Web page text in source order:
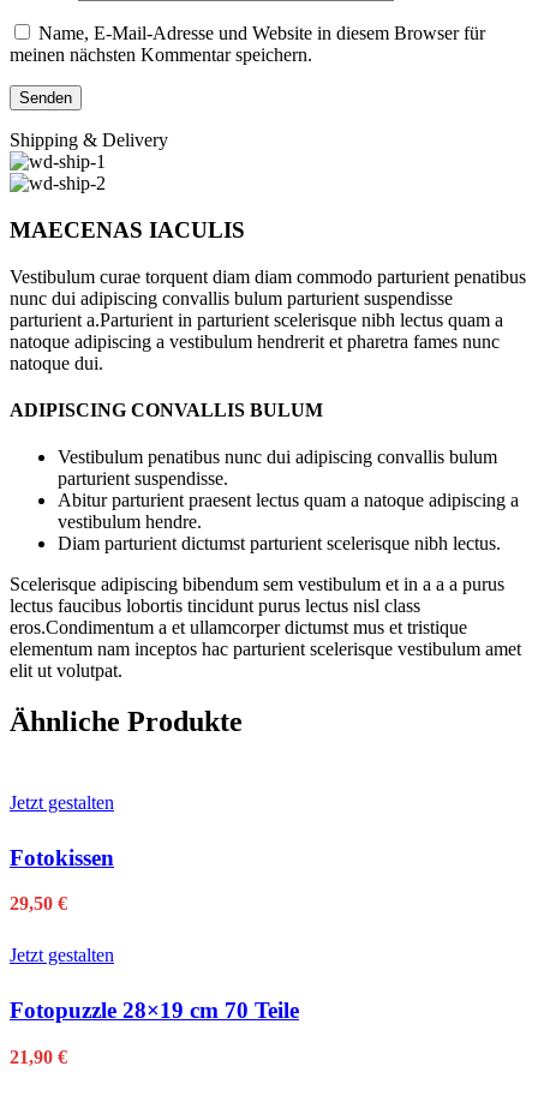
Name, E-Mail-Adresse und Website in diesem Browser für
meinen nächsten Kommentar speichern.
Shipping & Delivery
MAECENAS IACULIS
Vestibulum curae torquent diam diam commodo parturient penatibus
nunc dui adipiscing convallis bulum parturient suspendisse
parturient a.Parturient in parturient scelerisque nibh lectus quam a
natoque adipiscing a vestibulum hendrerit et pharetra fames nunc
natoque dui.
ADIPISCING CONVALLIS BULUM
Vestibulum penatibus nunc dui adipiscing convallis bulum
parturient suspendisse.
Abitur parturient praesent lectus quam a natoque adipiscing a
vestibulum hendre.
Diam parturient dictumst parturient scelerisque nibh lectus.
Scelerisque adipiscing bibendum sem vestibulum et in a a a purus
lectus faucibus lobortis tincidunt purus lectus nisl class
eros.Condimentum a et ullamcorper dictumst mus et tristique
elementum nam inceptos hac parturient scelerisque vestibulum amet
elit ut volutpat.
Ähnliche Produkte
Jetzt gestalten
Fotokissen
29,50 €
Jetzt gestalten
Fotopuzzle 28×19 cm 70 Teile
21,90 €